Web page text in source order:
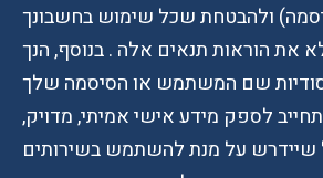
ולהבטחת שכל שימוש בחשבונך
את הוראות תנאים אלה . בנוסף, הנך
שם המשתמש או הסיסמה שלך
לספק מידע אישי אמיתי, מדויק,
שיידרש על מנת להשתמש בשירותים